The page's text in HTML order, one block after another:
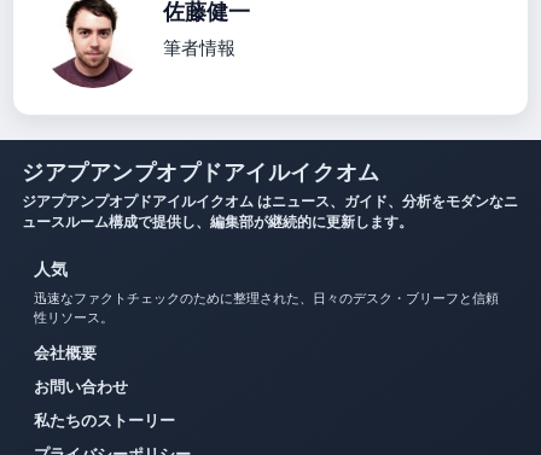
佐藤健一
筆者情報
ジアプアンプオプドアイルイクオム
ジアプアンプオプドアイルイクオム はニュース、ガイド、分析をモダンなニ
ュースルーム構成で提供し、編集部が継続的に更新します。
人気
迅速なファクトチェックのために整理された、日々のデスク・ブリーフと信頼
性リソース。
会社概要
お問い合わせ
私たちのストーリー